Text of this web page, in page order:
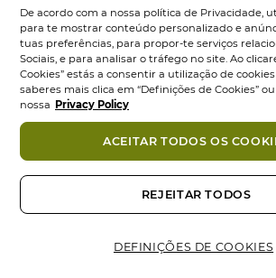
vegetais
campos orgânicos
De acordo com a nossa política de Privacidade,
para te mostrar conteúdo personalizado e
tuas preferências, para propor-te serviços
Sociais, e para analisar o tráfego no site. Ao
Cookies” estás a consentir a utilização de
saberes mais clica em “Definições de Cookies”
nossa Privacy Policy
DEFINIÇÕES DE COOKIES
REJEITAR TODOS
ACEITAR TODOS OS